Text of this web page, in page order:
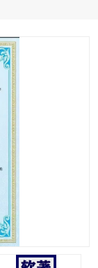
权